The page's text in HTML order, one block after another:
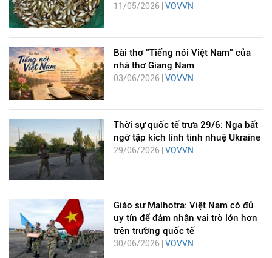
11/05/2026 | VOVVN
Bài thơ "Tiếng nói Việt Nam" của
nhà thơ Giang Nam
03/06/2026 | VOVVN
Thời sự quốc tế trưa 29/6: Nga bất
ngờ tập kích lính tinh nhuệ Ukraine
29/06/2026 |VOVVN
Giáo sư Malhotra: Việt Nam có đủ
uy tín để đảm nhận vai trò lớn hơn
trên trường quốc tế
30/06/2026 | VOVVN